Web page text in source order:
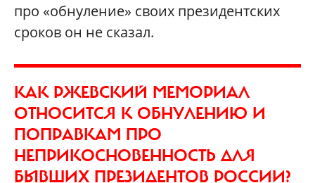
про «обнуление» своих президентских
сроков он не сказал.
КАК РЖЕВСКИЙ МЕМОРИАЛ
ОТНОСИТСЯ К ОБНУЛЕНИЮ И
ПОПРАВКАМ ПРО
НЕПРИКОСНОВЕННОСТЬ ДЛЯ
БЫВШИХ ПРЕЗИДЕНТОВ РОССИИ?